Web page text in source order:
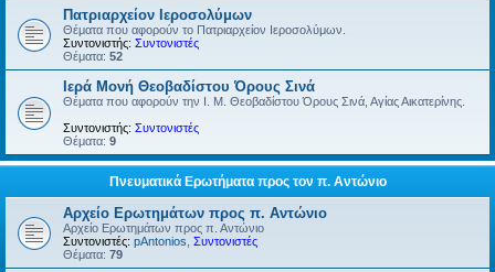
Πατριαρχείον Ιεροσολύμων
Θέματα που αφορούν το Πατριαρχείον Ιεροσολύμων.
Συντονιστής: Συντονιστές
Θέματα: 52
Ιερά Μονή Θεοβαδίστου Όρους Σινά
Θέματα που αφορούν την Ι. Μ. Θεοβαδίστου Όρους Σινά, Αγίας Αικατερίνης.
Συντονιστής: Συντονιστές
Θέματα: 9
Πνευματικά Ερωτήματα προς τον π. Αντώνιο
Αρχείο Ερωτημάτων προς π. Αντώνιο
Αρχείο Ερωτημάτων προς π. Αντώνιο
Συντονιστές: pAntonios Συντονιστές
Θέματα: 79